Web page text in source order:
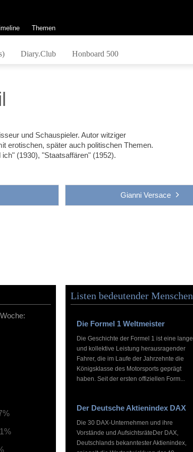
Themen
Diary.Club Honboard 500
und Schauspieler. Autor witziger
erotischen, später auch politischen Themen.
(1930), "Staatsaffären" (1952).
Gianni Versace
Listen bedeutender Menschen
Die Formel 1 Weltmeister
Die Geschichte der Formel 1 ist eine lange
und kollektive Leistung herausragender
Fahrer, die im Laufe der Jahrzehnte die
Königsklasse des Motorsports geprägt
haben. Seit der ersten offiziellen Form...
Der Deutsche Aktienindex DAX
Die 30 DAX-Unternehmen und ihre
Vorstände und AufsichtsräteDer DAX,
Deutschlands bekanntester Aktienindex,